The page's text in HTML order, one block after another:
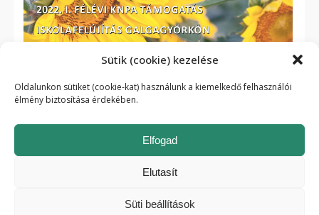
Sütik (cookie) kezelése
Oldalunkon sütiket (cookie-kat) használunk a kiemelkedő felhasználói
élmény biztosítása érdekében.
Elfogad
Elutasít
Süti beállítások